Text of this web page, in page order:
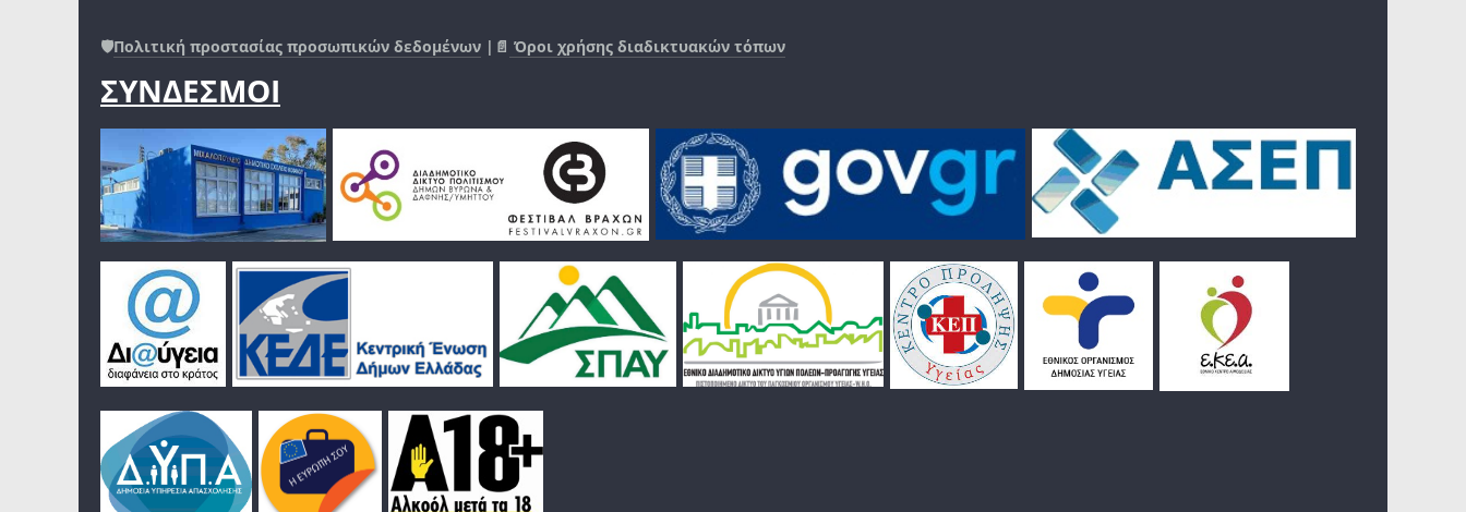
🛡️Πολιτική προστασίας προσωπικών δεδομένων |📄 Όροι χρήσης διαδικτυακών τόπων
ΣΥΝΔΕΣΜΟΙ